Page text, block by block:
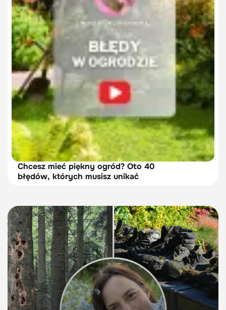
Chcesz mieć piękny ogród? Oto 40
błędów, których musisz unikać